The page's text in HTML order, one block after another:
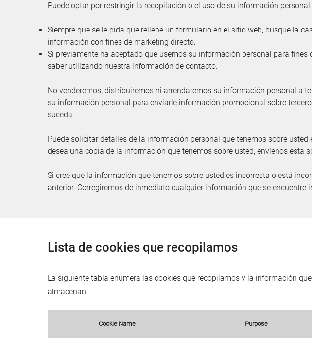
Puede optar por restringir la recopilación o el uso de su información
Siempre que se le pida que rellene un formulario en el sitio web, busque la
información con fines de marketing directo.
Si previamente ha aceptado que usemos su información personal para
saber utilizando nuestra información de contacto.
No venderemos, distribuiremos ni arrendaremos su información personal a
su información personal para enviarle información promocional sobre
suceda.
Puede solicitar detalles de la información personal que tenemos sobre
desea una copia de la información que tenemos sobre usted, envíenos
Si cree que la información que tenemos sobre usted es incorrecta o está
anterior. Corregiremos de inmediato cualquier información que se encuentre
Lista de cookies que recopilamos
La siguiente tabla enumera las cookies que recopilamos y la información que
almacenan.
Cookie Name Purpose